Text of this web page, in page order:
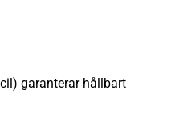
garanterar hållbart